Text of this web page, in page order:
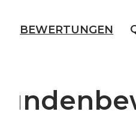
BEWERTUNGEN